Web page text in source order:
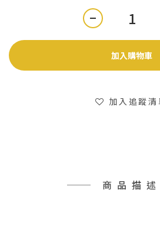
加入購物車
加入追蹤清
商品描述